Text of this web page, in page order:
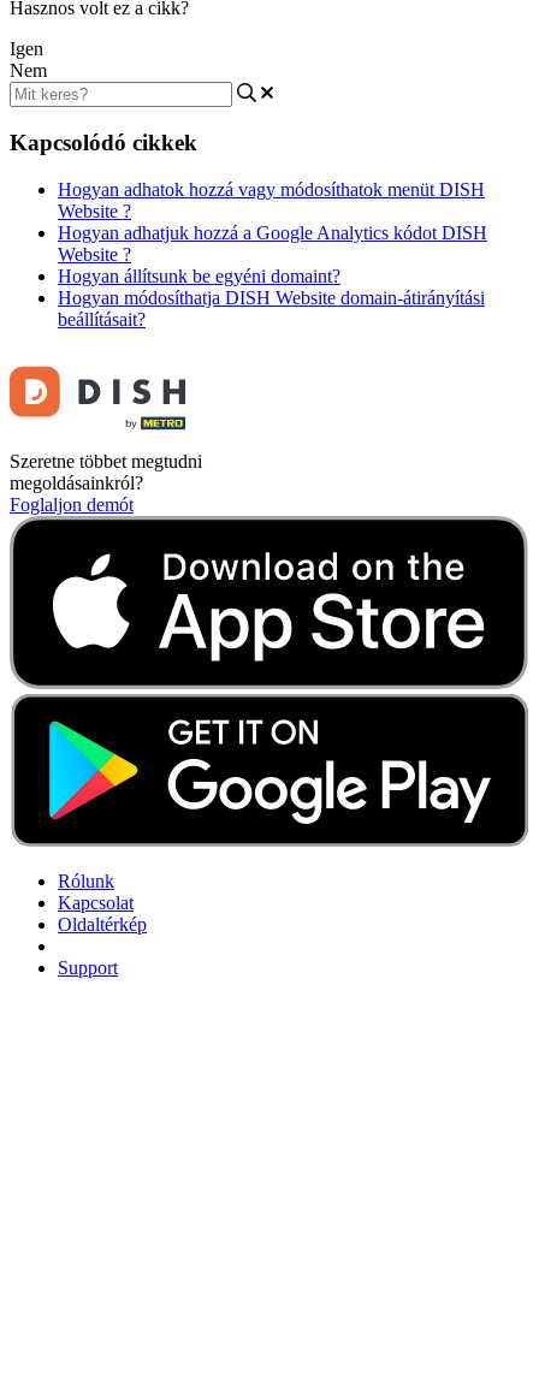
Hasznos volt ez a cikk?
Igen
Nem
Kapcsolódó cikkek
Hogyan adhatok hozzá vagy módosíthatok menüt DISH
Website ?
Hogyan adhatjuk hozzá a Google Analytics kódot DISH
Website ?
Hogyan állítsunk be egyéni domaint?
Hogyan módosíthatja DISH Website domain-átirányítási
beállításait?
Szeretne többet megtudni
megoldásainkról?
Foglaljon demót
Rólunk
Kapcsolat
Oldaltérkép
Support